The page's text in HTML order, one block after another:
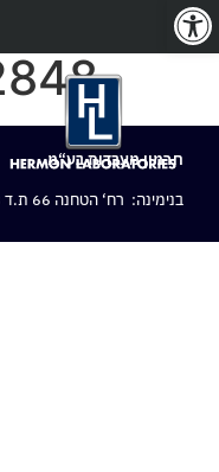
חרמון מעבדות בע“מ
בנימינה: רח‘ הטחנה 66 ת.ד 23 מיקוד 3055001,